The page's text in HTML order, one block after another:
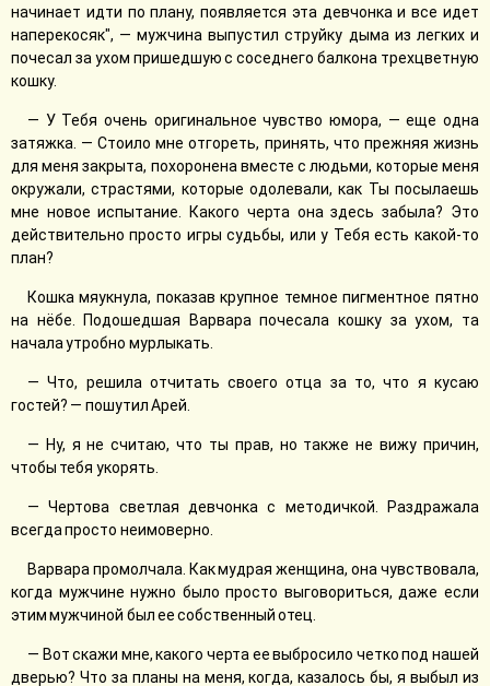
начинает идти по плану, появляется эта девчонка и все идет
наперекосяк", — мужчина выпустил струйку дыма из легких и
почесал за ухом пришедшую с соседнего балкона трехцветную
кошку.
— У Тебя очень оригинальное чувство юмора, — еще одна
затяжка. — Стоило мне отгореть, принять, что прежняя жизнь
для меня закрыта, похоронена вместе с людьми, которые меня
окружали, страстями, которые одолевали, как Ты посылаешь
мне новое испытание. Какого черта она здесь забыла? Это
действительно просто игры судьбы, или у Тебя есть какой-то
план?
Кошка мяукнула, показав крупное темное пигментное пятно
на нёбе. Подошедшая Варвара почесала кошку за ухом, та
начала утробно мурлыкать.
— Что, решила отчитать своего отца за то, что я кусаю
гостей? — пошутил Арей.
— Ну, я не считаю, что ты прав, но также не вижу причин,
чтобы тебя укорять.
— Чертова светлая девчонка с методичкой. Раздражала
всегда просто неимоверно.
Варвара промолчала. Как мудрая женщина, она чувствовала,
когда мужчине нужно было просто выговориться, даже если
этим мужчиной был ее собственный отец.
— Вот скажи мне, какого черта ее выбросило четко под нашей
дверью? Что за планы на меня, когда, казалось бы, я выбыл из